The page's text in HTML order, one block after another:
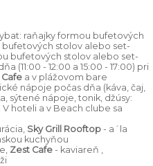
raňajky formou bufetových
bufetových stolov alebo set-
bufetových stolov alebo set-
(11:00 - 12:00 a 15:00 - 17:00) pri
a v plážovom bare
nápoje počas dňa (káva, čaj,
sýtené nápoje, tonik, džúsy:
hoteli a v Beach clube sa
Sky Grill Rooftop - a´la
kuchyňou
Zest Cafe - kaviareň ,